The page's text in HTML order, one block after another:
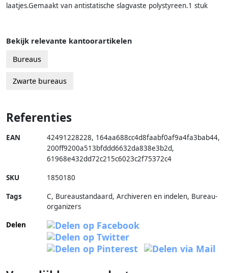
laatjes.Gemaakt van antistatische slagvaste polystyreen.1 stuk
Bekijk relevante kantoorartikelen
Bureaus
Zwarte bureaus
Referenties
EAN 42491228228, 164aa688cc4d8faabf0af9a4fa3bab44,
200ff9200a513bfddd6632da838e3b2d,
61968e432dd72c215c6023c2f75372c4
SKU 1850180
Tags
C, Bureaustandaard, Archiveren en indelen, Bureau-
organizers
Delen